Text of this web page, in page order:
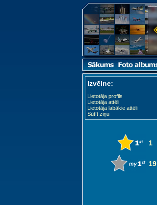
Izvēlne:
Lietotāja profils
Lietotāja attēli
Lietotāja labākie attēli
Sūtīt ziņu
1
19